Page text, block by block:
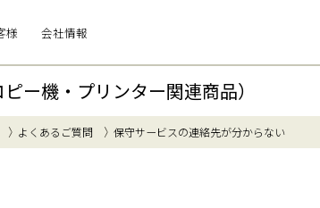
様 会社情報
ー機・プリンター関連商品）
よくあるご質問 保守サービスの連絡先が分からない